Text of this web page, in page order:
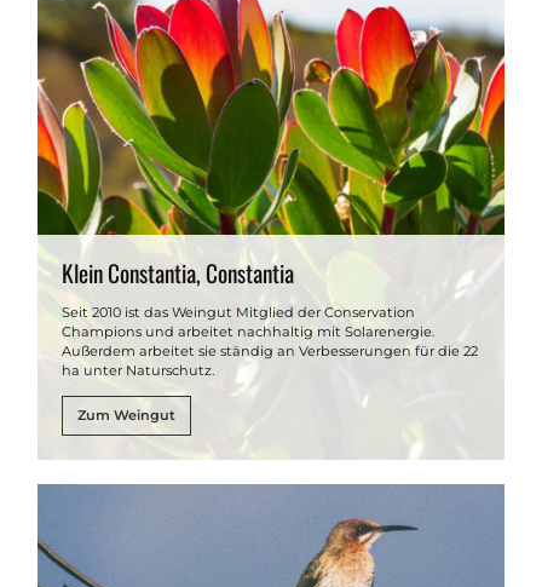
Klein Constantia, Constantia
Seit 2010 ist das Weingut Mitglied der Conservation
Champions und arbeitet nachhaltig mit Solarenergie.
Außerdem arbeitet sie ständig an Verbesserungen für die 22
ha unter Naturschutz.
Zum Weingut